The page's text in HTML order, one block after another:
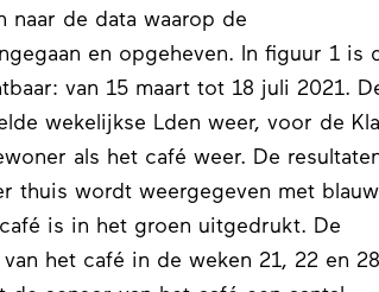
naar de data waarop de
en opgeheven. In figuur 1 is
van 15 maart tot 18 juli 2021.
wekelijkse Lden weer, voor de
als het café weer. De
thuis wordt weergegeven met
is in het groen uitgedrukt. De
het café in de weken 21, 22 en 28